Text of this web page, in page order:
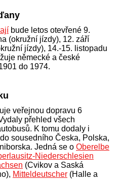
bude letos otevřené 9.
(okružní jízdy), 12. září
jízdy), 14.-15. listopadu
německé a české
do 1974.
veřejnou dopravu 6
přehled všech
K tomu dodaly i
sousedního Česka, Polska,
Jedná se o Oberelbe
Niederschlesien
(Cvikov a Saská
Mitteldeutscher (Halle a